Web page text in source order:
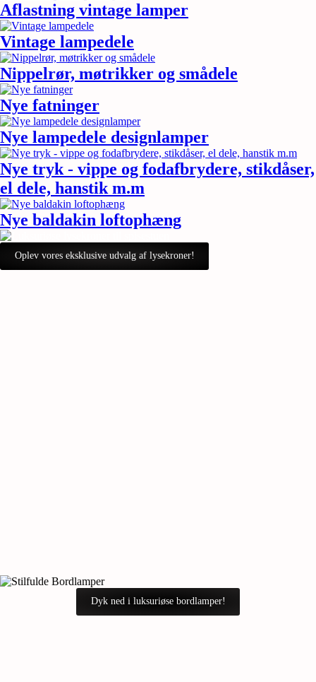
Aflastning vintage lamper
Vintage lampedele
Nippelrør, møtrikker og smådele
Nye fatninger
Nye lampedele designlamper
Nye tryk - vippe og fodafbrydere, stikdåser,
el dele, hanstik m.m
Nye baldakin loftophæng
Oplev vores eksklusive udvalg af lysekroner!
Dyk ned i luksuriøse bordlamper!